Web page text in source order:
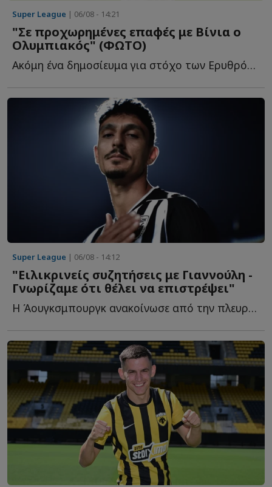
Super League | 06/08 - 14:21
"Σε προχωρημένες επαφές με Βίνια ο
Ολυμπιακός" (ΦΩΤΟ)
Ακόμη ένα δημοσίευμα για στόχο των Ερυθρόλευκων γ...
Super League | 06/08 - 14:12
"Ειλικρινείς συζητήσεις με Γιαννούλη -
Γνωρίζαμε ότι θέλει να επιστρέψει"
Η Άουγκσμπουργκ ανακοίνωσε από την πλευρά της το τυπικό σ...